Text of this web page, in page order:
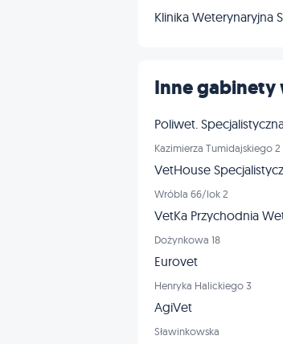
Klinika Weterynaryjna
Inne gabinety
Poliwet.
Kazimierza Tumidajskiego 2
VetHouse
Wróbla 66/lok 2
VetKa Przychodnia
Dożynkowa 18
Eurovet
Henryka Halickiego 3
AgiVet
Sławinkowska